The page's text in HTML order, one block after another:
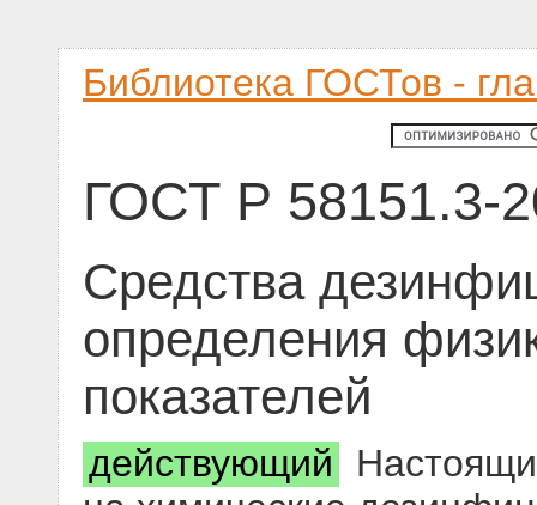
Библиотека ГОСТов -
ГОСТ Р 58151.3-
Средства
определения
показателей
действующий